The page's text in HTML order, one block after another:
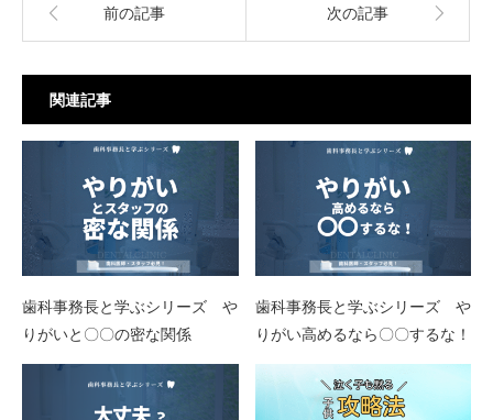
前の記事 次の記事
関連記事
歯科事務長と学ぶシリーズ や
りがいと〇〇の密な関係
歯科事務長と学ぶシリーズ や
りがい高めるなら〇〇するな！